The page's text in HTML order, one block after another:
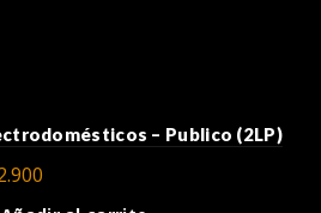
– Publico (2LP)